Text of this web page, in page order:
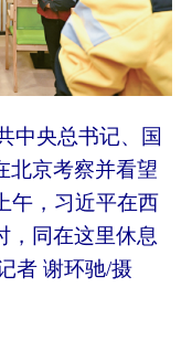
央总书记、国
北京考察并看望
午，习近平在西
，同在这里休息
者 谢环驰/摄